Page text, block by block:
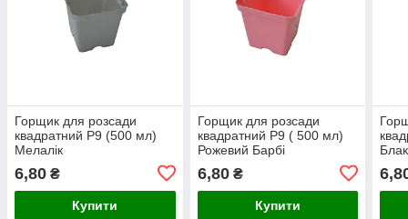
Горщик для розсади
квадратний Р9 (500 мл)
Мелалік
6,80 ₴
Купити
Горщик для розсади
квадратний Р9 ( 500 мл)
Рожевий Барбі
6,80₴
Купити